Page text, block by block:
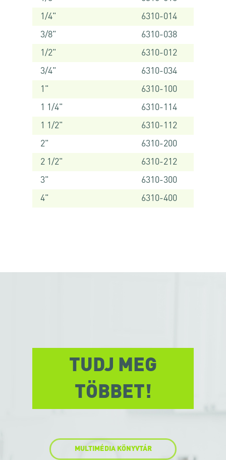
1/4"
6310-014
3/8"
6310-038
1/2"
6310-012
3/4"
6310-034
1"
6310-100
1 1/4"
6310-114
1 1/2"
6310-112
2"
6310-200
2 1/2"
6310-212
3"
6310-300
4"
6310-400
TUDJ MEG
TÖBBET!
MULTIMÉDIA KÖNYVTÁR